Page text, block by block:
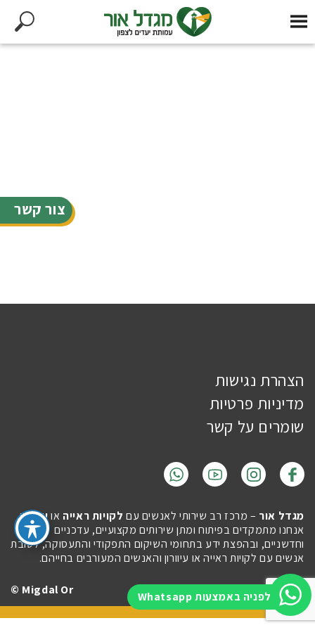
צור קשר
לפניה באמצעות Whatsapp
הצהרת נגישות
מדיניות פרטיות
שומרים על קשר
מגדל אור – מרכז רב שירותי לאנשים עם לקויות ראייה אועיוורון.
אנחנו מתמקדים בפיתוח ומתן שירותים מקצועיים, עדכניים
וחדשניים, ובהפצת ידע בתחומי השיקום התפקודי והתעסוקה, לטובת
אנשים עם לקויות ראייה או עיוורון והאנשים המעורבים בחייהם.
Imaginet
Migdal Or ©